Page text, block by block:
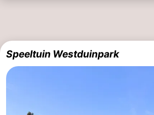
Speeltuin Westduinpark